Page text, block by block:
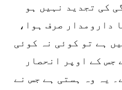
کی تجدید نہیں ہو
دارومدار صرف ہوا،
ہے تو کوئی نہ کوئی
جس کے اوپر انحصار
یہ وہ ہستی ہے جس نے